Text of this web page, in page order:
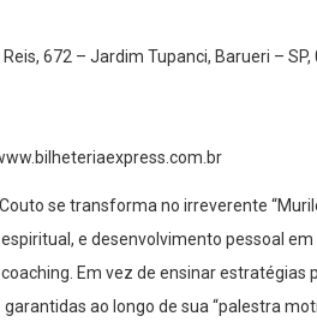
672 – Jardim Tupanci, Barueri –
se transforma no irreverente
e desenvolvimento pessoal
Em vez de ensinar estratégias
ao longo de sua “palestra